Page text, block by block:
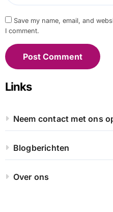
Save my name, email, and
I comment.
Links
Neem contact met ons
Blogberichten
Over ons